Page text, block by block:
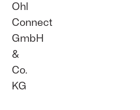
Ohl
Connect
GmbH
&
Co.
KG